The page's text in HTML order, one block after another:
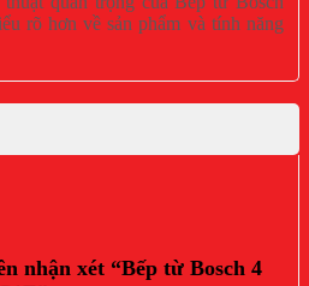
rõ hơn về sản phẩm và tính năng
nhận xét “Bếp từ Bosch 4